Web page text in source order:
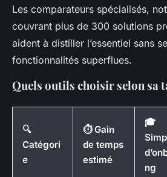
Les comparateurs spécialisés,
couvrant plus de 300 solutions
aident à distiller l’essentiel sans
fonctionnalités superflues.
Quels outils choisir selon sa
🔍
Catégori
e
⏱️ Gain
de temps
estimé
🎓
ng